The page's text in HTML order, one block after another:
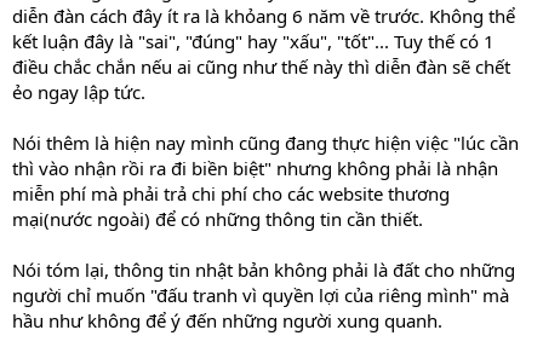
diễn đàn cách đây ít ra là khỏang 6 năm về trước. Không thể
kết luận đây là "sai", "đúng" hay "xấu", "tốt"... Tuy thế có 1
điều chắc chắn nếu ai cũng như thế này thì diễn đàn sẽ chết
ẻo ngay lập tức.
Nói thêm là hiện nay mình cũng đang thực hiện việc "lúc cần
thì vào nhận rồi ra đi biền biệt" nhưng không phải là nhận
miễn phí mà phải trả chi phí cho các website thương
mại(nước ngoài) để có những thông tin cần thiết.
Nói tóm lại, thông tin nhật bản không phải là đất cho những
người chỉ muốn "đấu tranh vì quyền lợi của riêng mình" mà
hầu như không để ý đến những người xung quanh.